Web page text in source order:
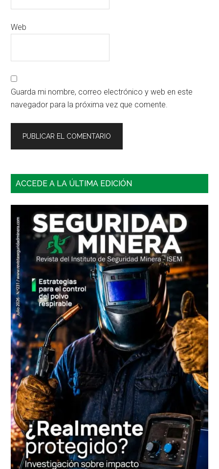
Web
Guarda mi nombre, correo electrónico y web en este
navegador para la próxima vez que comente.
Barra
principal
ACCEDE A LA ÚLTIMA EDICIÓN